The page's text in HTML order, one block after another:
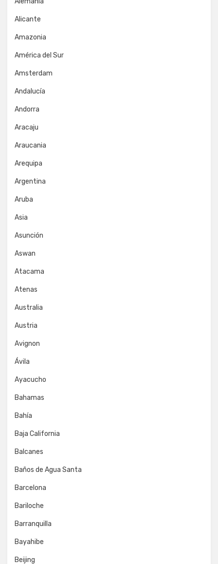
Alicante
Amazonia
América del Sur
Amsterdam
Andalucía
Andorra
Aracaju
Araucania
Arequipa
Argentina
Aruba
Asia
Asunción
Aswan
Atacama
Atenas
Australia
Austria
Avignon
Ávila
Ayacucho
Bahamas
Bahía
Baja California
Balcanes
Baños de Agua Santa
Barcelona
Bariloche
Barranquilla
Bayahibe
Beijing